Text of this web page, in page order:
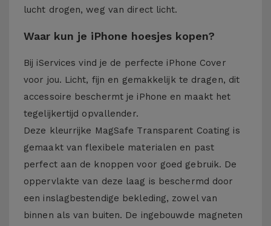
lucht drogen, weg van direct licht.
Waar kun je iPhone hoesjes kopen?
Bij iServices vind je de perfecte iPhone Cover
voor jou. Licht, fijn en gemakkelijk te dragen, dit
accessoire beschermt je iPhone en maakt het
tegelijkertijd opvallender.
Deze kleurrijke MagSafe Transparent Coating is
gemaakt van flexibele materialen en past
perfect aan de knoppen voor goed gebruik. De
oppervlakte van deze laag is beschermd door
een inslagbestendige bekleding, zowel van
binnen als van buiten. De ingebouwde magneten